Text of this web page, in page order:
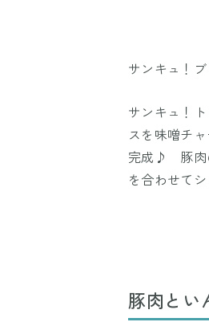
サンキュ！
サンキュ！
スを味噌チ
完成♪ 豚肉
を合わせて
豚肉とい